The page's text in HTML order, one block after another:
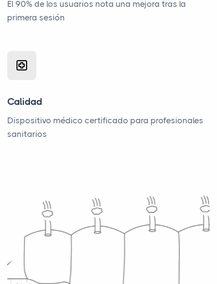
El 90% de los usuarios nota una mejora tras la
primera sesión
Calidad
Dispositivo médico certificado para profesionales
sanitarios